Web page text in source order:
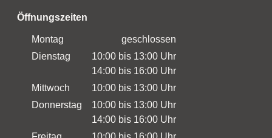
Öffnungszeiten
Montag
geschlossen
Dienstag
10:00 bis 13:00 Uhr
14:00 bis 16:00 Uhr
Mittwoch
10:00 bis 13:00 Uhr
Donnerstag
10:00 bis 13:00 Uhr
14:00 bis 16:00 Uhr